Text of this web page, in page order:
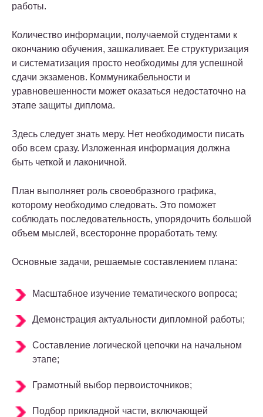
работы.
Количество информации, получаемой студентами к
окончанию обучения, зашкаливает. Ее структуризация
и систематизация просто необходимы для успешной
сдачи экзаменов. Коммуникабельности и
уравновешенности может оказаться недостаточно на
этапе защиты диплома.
Здесь следует знать меру. Нет необходимости писать
обо всем сразу. Изложенная информация должна
быть четкой и лаконичной.
План выполняет роль своеобразного графика,
которому необходимо следовать. Это поможет
соблюдать последовательность, упорядочить большой
объем мыслей, всесторонне проработать тему.
Основные задачи, решаемые составлением плана:
Масштабное изучение тематического вопроса;
Демонстрация актуальности дипломной работы;
Составление логической цепочки на начальном
этапе;
Грамотный выбор первоисточников;
Подбор прикладной части, включающей